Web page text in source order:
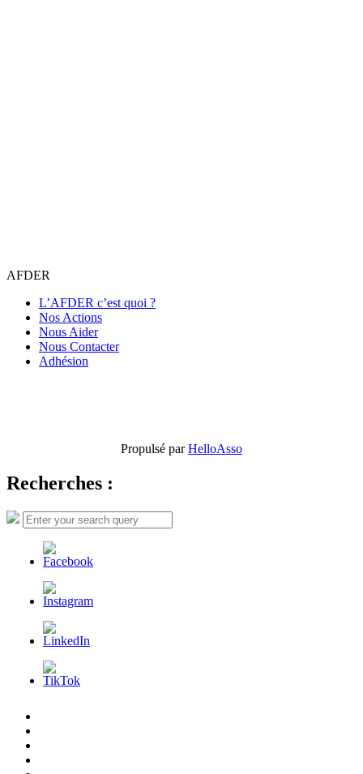
AFDER
L’AFDER c’est quoi ?
Nos Actions
Nous Aider
Nous Contacter
Adhésion
Propulsé parHelloAsso
Recherches :
Search
for:
Search